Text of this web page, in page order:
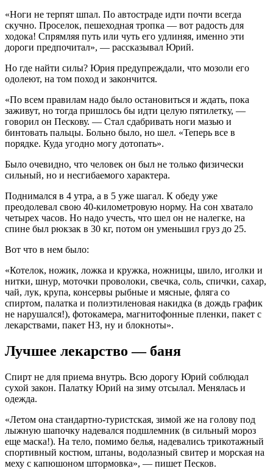
«Ноги не терпят шпал. По автостраде идти почти всегда
скучно. Проселок, пешеходная тропка — вот радость для
ходока! Спрямляя путь или чуть его удлиняя, именно эти
дороги предпочитал», — рассказывал Юрий.
Но где найти силы? Юрия предупреждали, что мозоли его
одолеют, на том поход и закончится.
«По всем правилам надо было остановиться и ждать, пока
заживут, но тогда пришлось бы идти целую пятилетку, —
говорил он Пескову. — Стал сдабривать ноги мазью и
бинтовать пальцы. Больно было, но шел. «Теперь все в
порядке. Куда угодно могу дотопать».
Было очевидно, что человек он был не только физически
сильный, но и несгибаемого характера.
Поднимался в 4 утра, а в 5 уже шагал. К обеду уже
преодолевал свою 40-километровую норму. На сон хватало
четырех часов. Но надо учесть, что шел он не налегке, на
спине был рюкзак в 30 кг, потом он уменьшил груз до 25.
Вот что в нем было:
«Котелок, ножик, ложка и кружка, ножницы, шило, иголки и
нитки, шнур, моточки проволоки, свечка, соль, спички, сахар,
чай, лук, крупа, консервы рыбные и мясные, фляга со
спиртом, палатка и полиэтиленовая накидка (в дождь график
не нарушался!), фотокамера, магнитофонные пленки, пакет с
лекарствами, пакет НЗ, ну и блокноты».
Лучшее лекарство — баня
Спирт не для приема внутрь. Всю дорогу Юрий соблюдал
сухой закон. Палатку Юрий на зиму отсылал. Менялась и
одежда.
«Летом она стандартно-туристская, зимой же на голову под
лыжную шапочку надевался подшлемник (в сильный мороз
еще маска!). На тело, помимо белья, надевались трикотажный
спортивный костюм, штаны, водолазный свитер и морская на
меху с капюшоном штормовка», — пишет Песков.